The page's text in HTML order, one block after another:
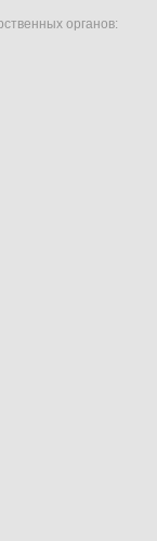
органов: